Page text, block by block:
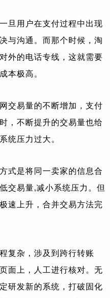
用户在支付过程中出现
与沟通。而那个时候，淘
外的电话专线，这就需要
本极高。
易量的不断增加，支付
，不断提升的交易量也给
统压力过大。
是将同一卖家的信息合
交易量,减小系统压力。但
速上升，合并交易方法完
杂，涉及到跨行转账
面上，人工进行核对。无
研发新的系统，打破固化